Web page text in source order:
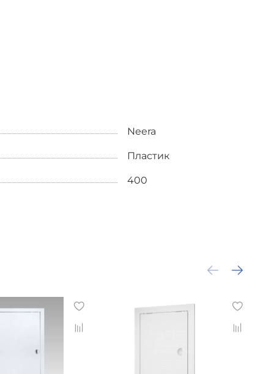
Neera
Пластик
400